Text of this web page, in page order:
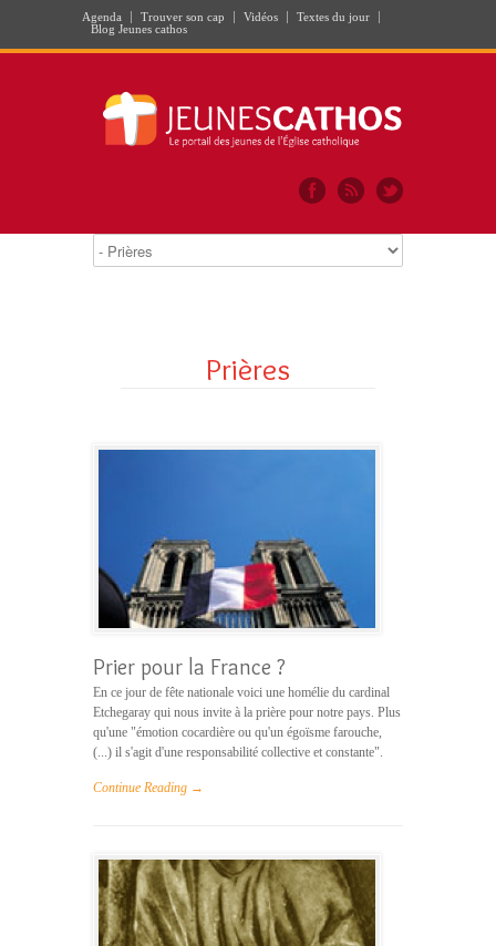
Agenda Trouver son cap Vidéos
Textes du jour
Blog Jeunes cathos
Prières
Prier pour la France ?
En ce jour de fête nationale voici une homélie du cardinal
Etchegaray qui nous invite à la prière pour notre pays. Plus
qu'une "émotion cocardière ou qu'un égoïsme farouche,
(...) il s'agit d'une responsabilité collective et constante".
Continue Reading →